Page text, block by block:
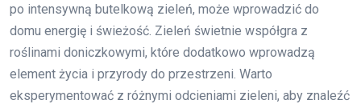
po intensywną butelkową zieleń, może wprowadzić do
domu energię i świeżość. Zieleń świetnie współgra z
roślinami doniczkowymi, które dodatkowo wprowadzą
element życia i przyrody do przestrzeni. Warto
eksperymentować z różnymi odcieniami zieleni, aby znaleźć